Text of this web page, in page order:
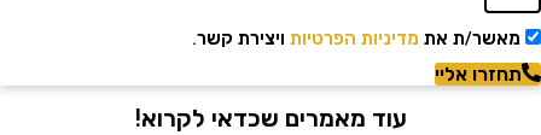
ת אתמדיניות הפרטיותויצירת קשר.
אליי
עוד מאמרים שכדאי לקרוא!